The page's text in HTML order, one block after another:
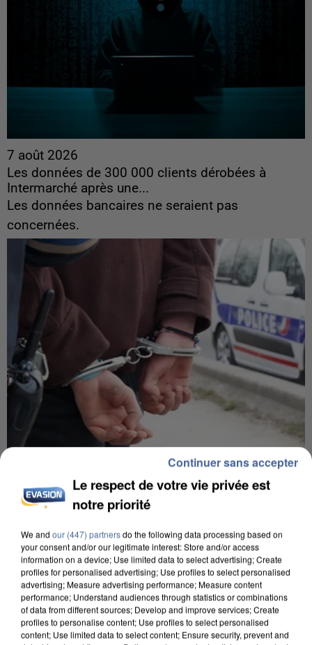
7 août 2026
Les données de 300 000 clients dérobées à
Intermarché après une...
Les données bancaires ne seraient pas
concernées.
7 août 2026
Un second cadre de la DZ Mafia interpellé en
Algérie
Un cofondateur du réseau avait été interpellé
quelques jours plus tôt.
Le respect de votre vie privée est
notre priorité
We and our (447) partnersdo the following data processing based on
your consent and/or our legitimate interest: Store and/or access
information on a device; Use limited data to select advertising; Create
profiles for personalised advertising; Use profiles to select personalised
advertising; Measure advertising performance; Measure content
performance; Understand audiences through statistics or combinations
of data from different sources; Develop and improve services; Create
profiles to personalise content; Use profiles to select personalised
content; Use limited data to select content; Ensure security, prevent and
Continuer sans accepter